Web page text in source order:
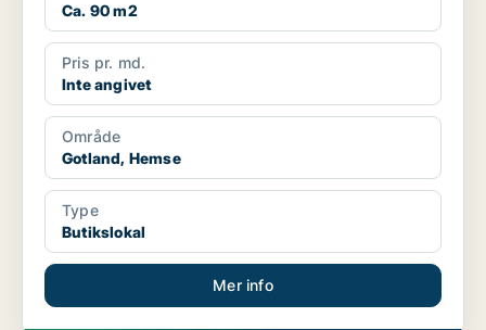
Ca. 90 m2
Pris pr. md.
Inte angivet
Område
Gotland, Hemse
Type
Butikslokal
Mer info